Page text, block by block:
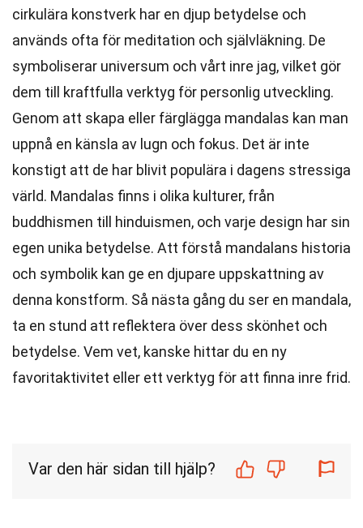
cirkulära konstverk har en djup betydelse och
används ofta för meditation och självläkning. De
symboliserar universum och vårt inre jag, vilket gör
dem till kraftfulla verktyg för personlig utveckling.
Genom att skapa eller färglägga mandalas kan man
uppnå en känsla av lugn och fokus. Det är inte
konstigt att de har blivit populära i dagens stressiga
värld. Mandalas finns i olika kulturer, från
buddhismen till hinduismen, och varje design har sin
egen unika betydelse. Att förstå mandalans historia
och symbolik kan ge en djupare uppskattning av
denna konstform. Så nästa gång du ser en mandala,
ta en stund att reflektera över dess skönhet och
betydelse. Vem vet, kanske hittar du en ny
favoritaktivitet eller ett verktyg för att finna inre frid.
Var den här sidan till hjälp?